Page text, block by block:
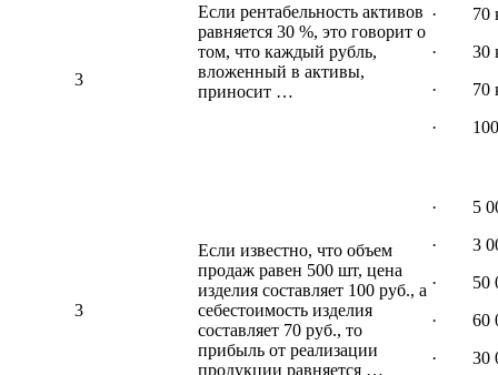
3
Если рентабельность активов
равняется 30 %, это говорит о
том, что каждый рубль,
вложенный в активы,
приносит …
· 70
· 30
· 70
· 100
3
Если известно, что объем
продаж равен 500 шт, цена
изделия составляет 100 руб., а
себестоимость изделия
составляет 70 руб., то
прибыль от реализации
продукции равняется …
· 5
· 3
· 50
· 60
· 30